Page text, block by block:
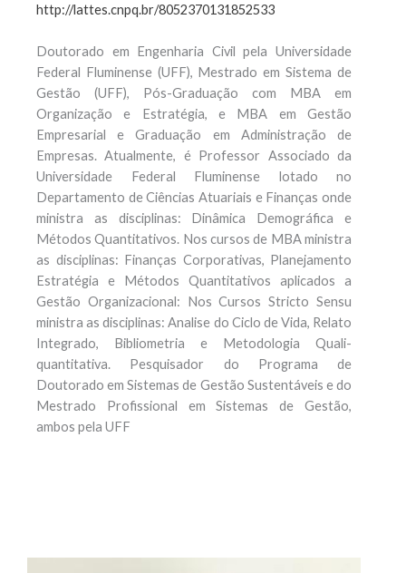
http://lattes.cnpq.br/8052370131852533
Doutorado em Engenharia Civil pela Universidade
Federal Fluminense (UFF), Mestrado em Sistema de
Gestão (UFF), Pós-Graduação com MBA em
Organização e Estratégia, e MBA em Gestão
Empresarial e Graduação em Administração de
Empresas. Atualmente, é Professor Associado da
Universidade Federal Fluminense lotado no
Departamento de Ciências Atuariais e Finanças onde
ministra as disciplinas: Dinâmica Demográfica e
Métodos Quantitativos. Nos cursos de MBA ministra
as disciplinas: Finanças Corporativas, Planejamento
Estratégia e Métodos Quantitativos aplicados a
Gestão Organizacional: Nos Cursos Stricto Sensu
ministra as disciplinas: Analise do Ciclo de Vida, Relato
Integrado, Bibliometria e Metodologia Quali-
quantitativa. Pesquisador do Programa de
Doutorado em Sistemas de Gestão Sustentáveis e do
Mestrado Profissional em Sistemas de Gestão,
ambos pela UFF